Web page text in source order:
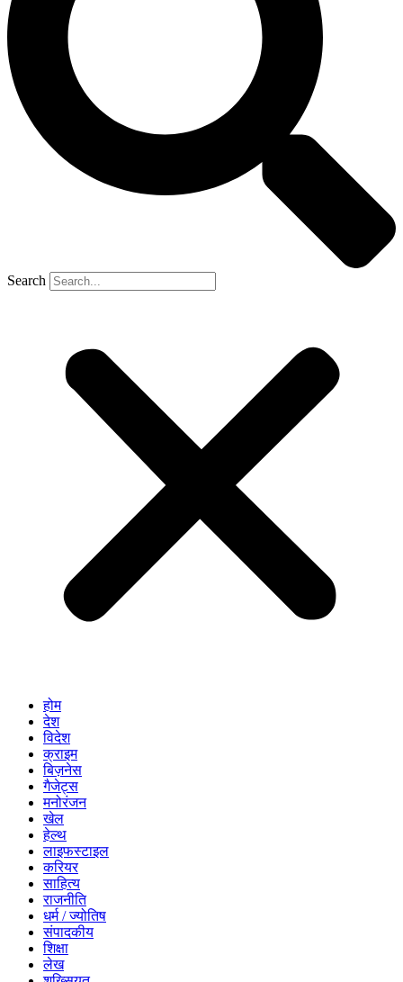
Search
होम
देश
विदेश
क्राइम
बिज़नेस
गैजेट्स
मनोरंजन
खेल
हेल्थ
लाइफस्टाइल
करियर
साहित्य
राजनीति
धर्म / ज्योतिष
संपादकीय
शिक्षा
लेख